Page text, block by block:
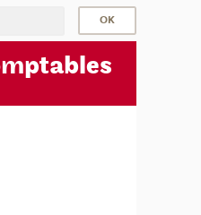
ptables